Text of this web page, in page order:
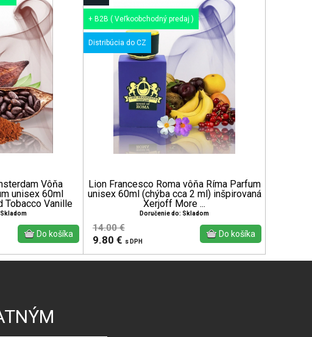
Vôňa
unisex 60ml
Tobacco Vanille
+ B2B ( Veľkoobchodný predaj )
Distribúcia do CZ
Lion Francesco Roma vôňa Ríma Parfum
unisex 60ml (chýba cca 2 ml) inšpirovaná
Xerjoff More ...
Doručenie do: Skladom
14.00 €
9.80 € s DPH